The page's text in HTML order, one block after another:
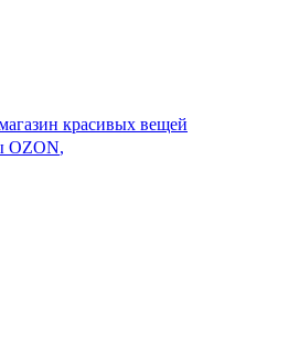
красивых вещей
OZON,